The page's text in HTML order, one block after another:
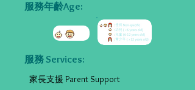
服務年齡Age:
服務 Services:
家長支援 Parent Support